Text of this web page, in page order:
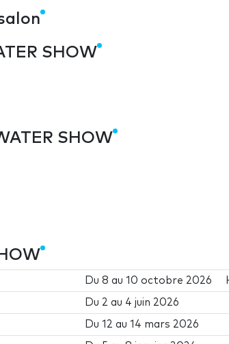
SHOW
SHOW
Du8 au10 octobre 2026
Du 2 au 4 juin 2026
Du12 au14 mars 2026